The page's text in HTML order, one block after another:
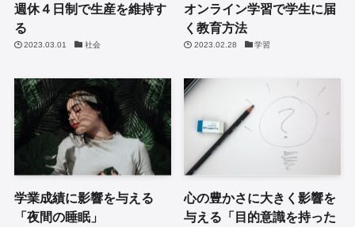
週休４日制で生産を維持す
る
2023.03.01 社会
オンライン学習で学生に届
く教育方法
2023.02.28 学習
学業成績に影響を与える
「夜間の睡眠」
心の豊かさに大きく影響を
与える「目的意識を持った